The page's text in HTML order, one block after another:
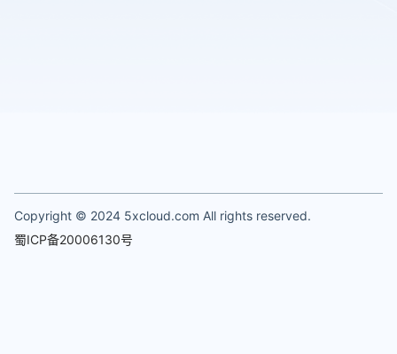
Copyright © 2024 5xcloud.com All rights reserved.
蜀ICP备20006130号